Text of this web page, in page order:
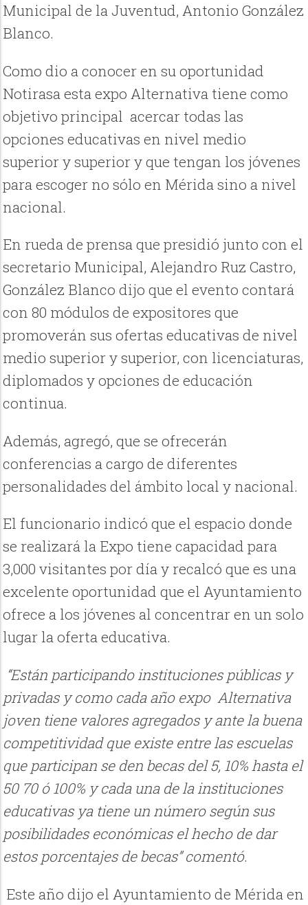
Municipal de la Juventud, Antonio González
Blanco.
Como dio a conocer en su oportunidad
Notirasa esta expo Alternativa tiene como
objetivo principal acercar todas las
opciones educativas en nivel medio
superior y superior y que tengan los jóvenes
para escoger no sólo en Mérida sino a nivel
nacional.
En rueda de prensa que presidió junto con el
secretario Municipal, Alejandro Ruz Castro,
González Blanco dijo que el evento contará
con 80 módulos de expositores que
promoverán sus ofertas educativas de nivel
medio superior y superior, con licenciaturas,
diplomados y opciones de educación
continua.
Además, agregó, que se ofrecerán
conferencias a cargo de diferentes
personalidades del ámbito local y nacional.
El funcionario indicó que el espacio donde
se realizará la Expo tiene capacidad para
3,000 visitantes por día y recalcó que es una
excelente oportunidad que el Ayuntamiento
ofrece a los jóvenes al concentrar en un solo
lugar la oferta educativa.
“Están participando instituciones públicas y
privadas y como cada año expo Alternativa
joven tiene valores agregados y ante la buena
competitividad que existe entre las escuelas
que participan se den becas del 5, 10% hasta el
50 70 ó 100% y cada una de la instituciones
educativas ya tiene un número según sus
posibilidades económicas el hecho de dar
estos porcentajes de becas” comentó.
Este año dijo el Ayuntamiento de Mérida en